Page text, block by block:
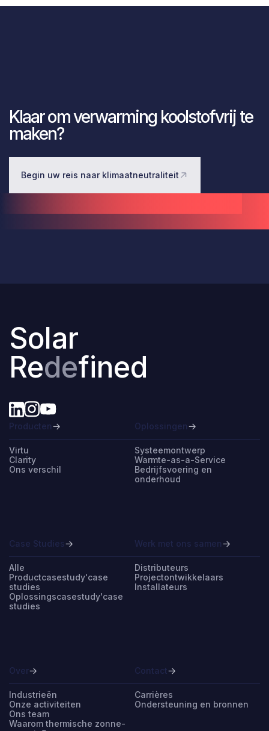
Klaar om verwarming koolstofvrij te
maken?
Begin uw reis naar klimaatneutraliteit
Solar
Redefined
Producten
Virtu
Clarity
Ons verschil
Oplossingen
Systeemontwerp
Warmte-as-a-Service
Bedrijfsvoering en
onderhoud
Case Studies
Alle
Productcasestudy'case
studies
Oplossingscasestudy'case
studies
Werk met ons samen
Distributeurs
Projectontwikkelaars
Installateurs
Over
Industrieën
Onze activiteiten
Ons team
Waarom thermische zonne-
Contact
Carrières
Ondersteuning en bronnen